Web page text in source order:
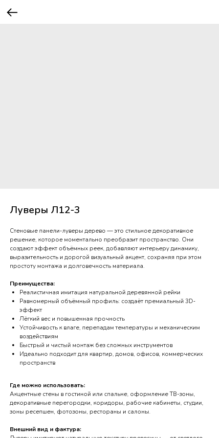
Луверы Л12-3
Стеновые панели-луверы дерево — это стильное декоративное
решение, которое моментально преобразит пространство. Они
создают эффект объёмных реек, добавляют интерьеру динамику,
выразительность и дорогой визуальный акцент, сохраняя при этом
простоту монтажа и долговечность материала.
Преимущества:
Реалистичная имитация натуральной деревянной рейки
Равномерный объёмный профиль: создаёт премиальный 3D-
эффект
Лёгкий вес и повышенная прочность
Устойчивость к влаге, перепадам температуры и механическим
воздействиям
Быстрый и чистый монтаж без сложных инструментов
Идеально подходит для квартир, домов, офисов, коммерческих
пространств
Где можно использовать:
Акцентные стены в гостиной или спальне, оформление ТВ-зоны,
декоративные перегородки, коридоры, рабочие кабинеты, студии,
зоны ресепшен, фотозоны, рестораны и салоны.
Внешний вид и фактура: